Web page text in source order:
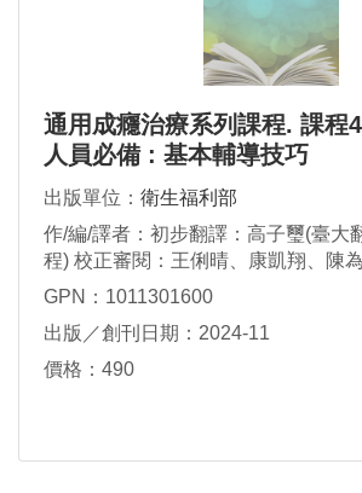
通用成癮治療系列課程. 課程
人員必備 : 基本輔導技巧
出版單位： 衛生福利部
作/編/譯者：初步翻譯：高子璽(臺大
程) 校正審閱：王俐晴、康凱翔、陳
究院神醫中心) 文書編輯：楊雅雯、
GPN：1011301600
出版／創刊日期：2024-11
價格：490